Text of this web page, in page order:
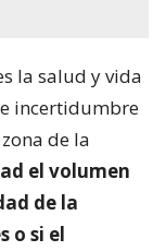
la salud y vida
incertidumbre
de la
el volumen
de la
o si el